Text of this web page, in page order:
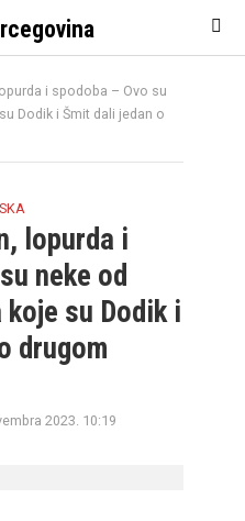
i spodoba – Ovo su
Dodik i Šmit dali jedan o
lopurda i
neke od
su Dodik i
drugom
2023. 10:19